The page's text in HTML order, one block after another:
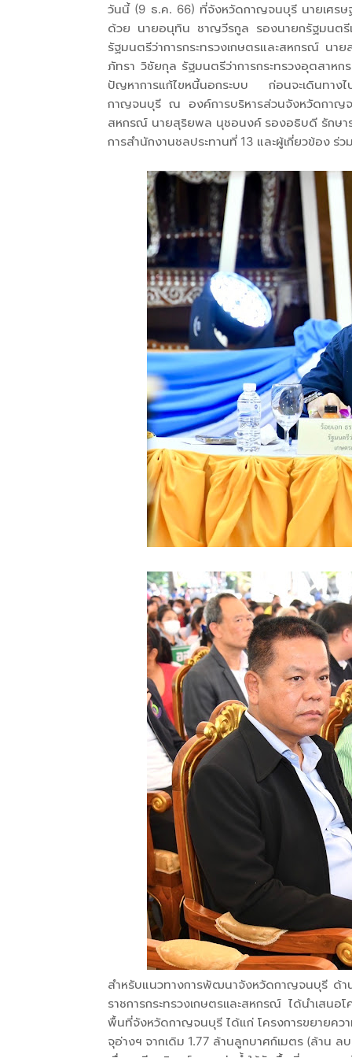
วันนี้ (9 ธ.ค. 66) ที่จังหวัดกาญจนบุรี นายเศรษ
ด้วย นายอนุทิน ชาญวีรกูล รองนายกรัฐมนตรี
รัฐมนตรีว่าการกระทรวงเกษตรและสหกรณ์ นา
ภัทรา วิชัยกุล รัฐมนตรีว่าการกระทรวงอุตสาห
ปัญหาการแก้ไขหนี้นอกระบบ ก่อนจะเดินทางไ
กาญจนบุรี ณ องค์การบริหารส่วนจังหวัดกาญจ
สหกรณ์ นายสุริยพล นุชอนงค์ รองอธิบดี รักษา
การสำนักงานชลประทานที่ 13 และผู้เกี่ยวข้อง ร่
สำหรับแนวทางการพัฒนาจังหวัดกาญจนบุรี ด้า
ราชการกระทรวงเกษตรเเละสหกรณ์ ได้นำเส
พื้นที่จังหวัดกาญจนบุรี ได้แก่ โครงการขยายคว
จุอ่างฯ จากเดิม 1.77 ล้านลูกบาศก์เมตร (ล้าน